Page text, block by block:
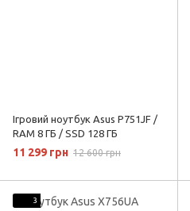
Ігровий ноутбук Asus P751JF /
RAM 8 ГБ / SSD 128 ГБ
11 299 грн 12 600 грн
3